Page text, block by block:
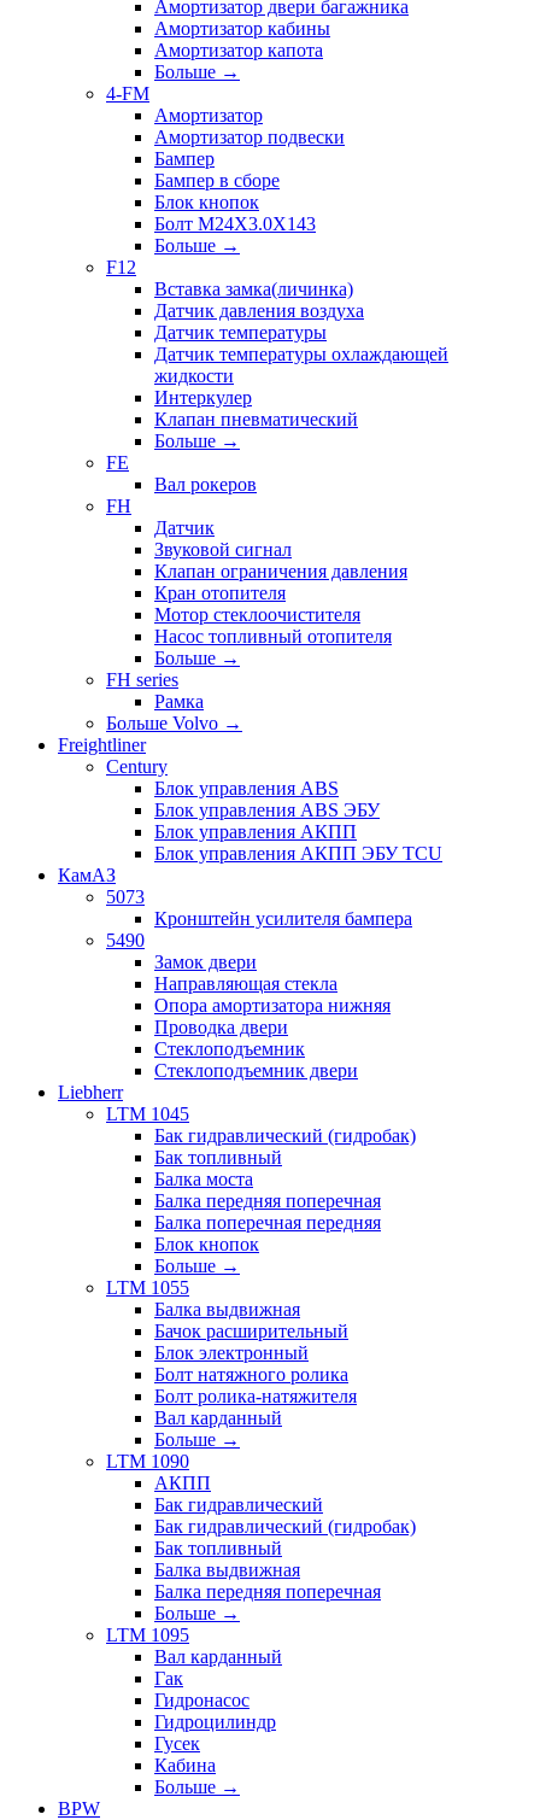
Амортизатор двери багажника
Амортизатор кабины
Амортизатор капота
Больше →
4-FM
Амортизатор
Амортизатор подвески
Бампер
Бампер в сборе
Блок кнопок
Болт M24X3.0X143
Больше →
F12
Вставка замка(личинка)
Датчик давления воздуха
Датчик температуры
Датчик температуры охлаждающей
жидкости
Интеркулер
Клапан пневматический
Больше →
FE
Вал рокеров
FH
Датчик
Звуковой сигнал
Клапан ограничения давления
Кран отопителя
Мотор стеклоочистителя
Насос топливный отопителя
Больше →
FH series
Рамка
Больше Volvo →
Freightliner
Century
Блок управления ABS
Блок управления ABS ЭБУ
Блок управления АКПП
Блок управления АКПП ЭБУ TCU
КамАЗ
5073
Кронштейн усилителя бампера
5490
Замок двери
Направляющая стекла
Опора амортизатора нижняя
Проводка двери
Стеклоподъемник
Стеклоподъемник двери
Liebherr
LTM 1045
Бак гидравлический (гидробак)
Бак топливный
Балка моста
Балка передняя поперечная
Балка поперечная передняя
Блок кнопок
Больше →
LTM 1055
Балка выдвижная
Бачок расширительный
Блок электронный
Болт натяжного ролика
Болт ролика-натяжителя
Вал карданный
Больше →
LTM 1090
АКПП
Бак гидравлический
Бак гидравлический (гидробак)
Бак топливный
Балка выдвижная
Балка передняя поперечная
Больше →
LTM 1095
Вал карданный
Гак
Гидронасос
Гидроцилиндр
Гусек
Кабина
Больше →
BPW